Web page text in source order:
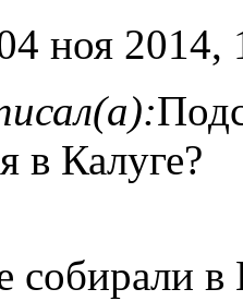
ноя 2014,
в Калуге?
собирали в